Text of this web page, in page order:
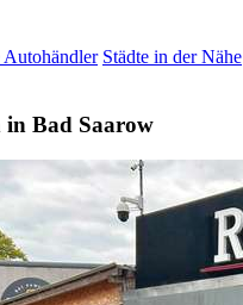
Städte in der Nähe
in Bad Saarow